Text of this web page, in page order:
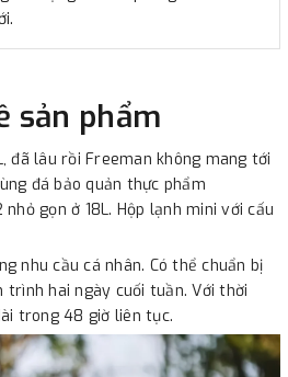
sản phẩm
đã lâu rồi Freeman không mang tới
đá bảo quản thực phẩm
nhỏ gọn ở 18L. Hộp lạnh mini với cấu
nhu cầu cá nhân. Có thể chuẩn bị
trình hai ngày cuối tuần. Với thời
trong 48 giờ liên tục.